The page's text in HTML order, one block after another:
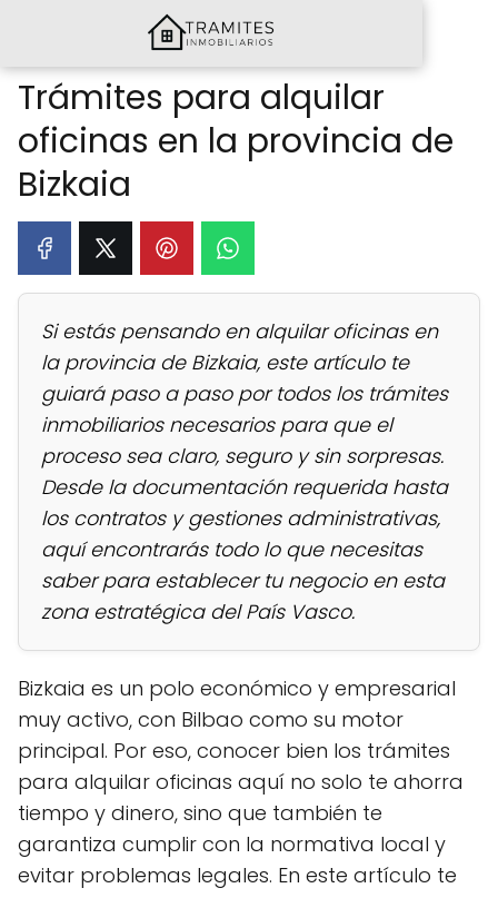
Trámites para alquilar
oficinas en la provincia de
Bizkaia
Si estás pensando en alquilar oficinas en
la provincia de Bizkaia, este artículo te
guiará paso a paso por todos los trámites
inmobiliarios necesarios para que el
proceso sea claro, seguro y sin sorpresas.
Desde la documentación requerida hasta
los contratos y gestiones administrativas,
aquí encontrarás todo lo que necesitas
saber para establecer tu negocio en esta
zona estratégica del País Vasco.
Bizkaia es un polo económico y empresarial
muy activo, con Bilbao como su motor
principal. Por eso, conocer bien los trámites
para alquilar oficinas aquí no solo te ahorra
tiempo y dinero, sino que también te
garantiza cumplir con la normativa local y
evitar problemas legales. En este artículo te